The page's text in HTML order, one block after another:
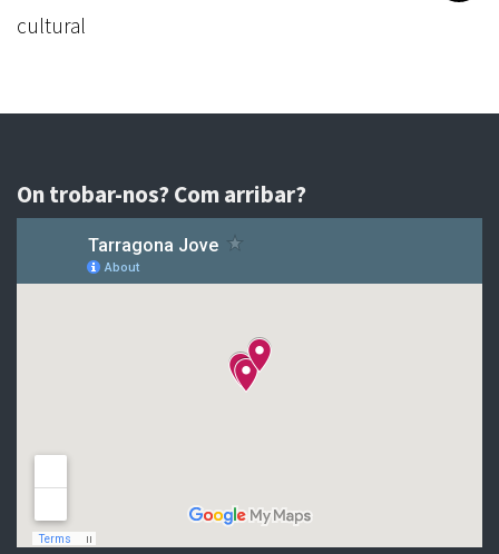
cultural
On trobar-nos? Com arribar?